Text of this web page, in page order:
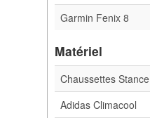
Garmin Fenix 8
Matériel
Chaussettes Stance
Adidas Climacool